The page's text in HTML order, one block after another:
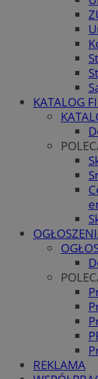
KATALOG
REKLAMA